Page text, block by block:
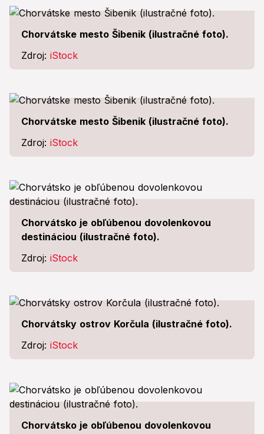
Chorvátske mesto Šibenik (ilustračné foto).
Zdroj: iStock
Chorvátske mesto Šibenik (ilustračné foto).
Zdroj: iStock
Chorvátsko je obľúbenou dovolenkovou
destináciou (ilustračné foto).
Zdroj: iStock
Chorvátsky ostrov Korčula (ilustračné foto).
Zdroj: iStock
Chorvátsko je obľúbenou dovolenkovou